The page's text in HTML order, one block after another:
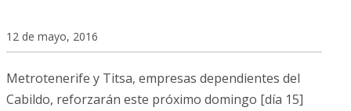
12 de mayo, 2016
Metrotenerife y Titsa, empresas dependientes del
Cabildo, reforzarán este próximo domingo [día 15]